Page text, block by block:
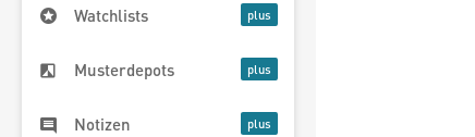
Watchlists
Musterdepots
Notizen